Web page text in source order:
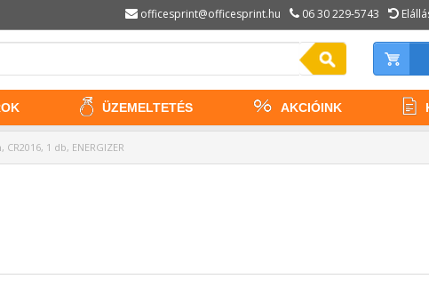
officesprint@officesprint.hu 06 30 229-5743
ÜZEMELTETÉS AKCIÓINK
1 db, ENERGIZER